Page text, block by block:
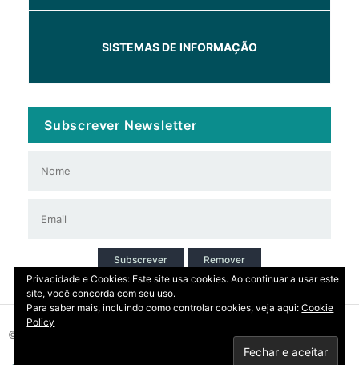
SISTEMAS DE INFORMAÇÃO
Subscrever Newsletter
Subscrever Remover
© 2026 Copyright: DIRT | CCDR Alentejo, I.P.
Privacidade e Cookies: Este site usa cookies. Ao continuar a usar este
site, você concorda com seu uso.
Para saber mais, incluindo como controlar cookies, veja aqui:Cookie
Policy